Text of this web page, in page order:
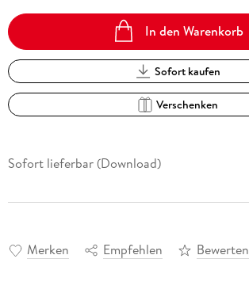
In den Warenkorb
Sofort kaufen
Verschenken
Sofort lieferbar (Download)
Merken Empfehlen Bewerten